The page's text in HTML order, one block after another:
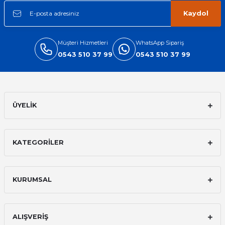
Kaydol
Müşteri Hizmetleri
0543 510 37 99
WhatsApp Sipariş
0543 510 37 99
ÜYELİK
KATEGORİLER
KURUMSAL
ALIŞVERİŞ